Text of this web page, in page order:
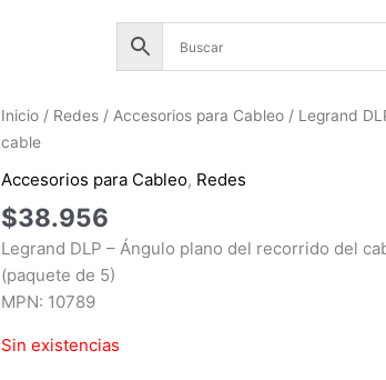
Inicio / Redes / Accesorios para Cableo / Legrand
cable
Accesorios para Cableo, Redes
$38.956
Legrand DLP – Ángulo plano del recorrido del
(paquete de 5)
MPN: 10789
Sin existencias